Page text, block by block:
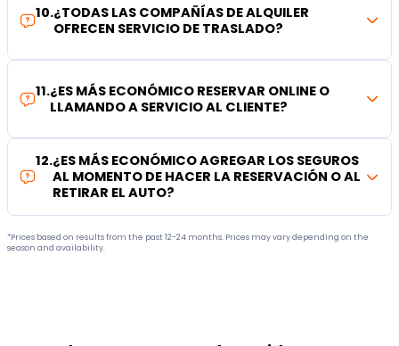
10.¿TODAS LAS COMPAÑÍAS DE ALQUILER
OFRECEN SERVICIO DE TRASLADO?
11.¿ES MÁS ECONÓMICO RESERVAR ONLINE O
LLAMANDO A SERVICIO AL CLIENTE?
12.¿ES MÁS ECONÓMICO AGREGAR LOS SEGUROS
AL MOMENTO DE HACER LA RESERVACIÓN O AL
RETIRAR EL AUTO?
*Prices based on results from the past 12-24 months. Prices may vary depending on the
season and availability.